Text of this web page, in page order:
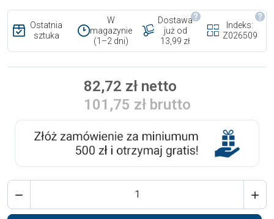
Ostatnia
sztuka
W
magazynie
(1–2 dni)
Dostawa
już od
13,99 zł
Indeks:
Z026509
82,72 zł netto
101,75 zł brutto
 